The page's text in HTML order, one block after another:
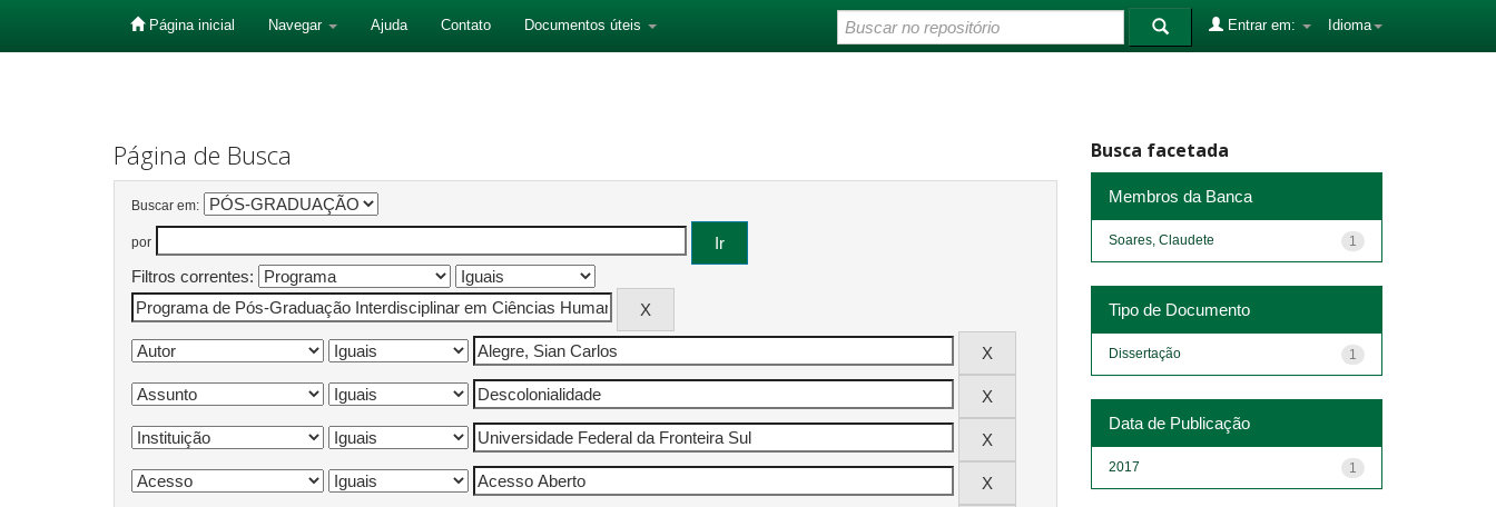
Página inicial Navegar Ajuda Contato Documentos úteis Idioma
Entrar em:
Página de Busca
Buscar em:
por
Filtros correntes:
Busca facetada
Membros da Banca
1
Soares, Claudete
Tipo de Documento
1
Dissertação
Data de Publicação
1
2017